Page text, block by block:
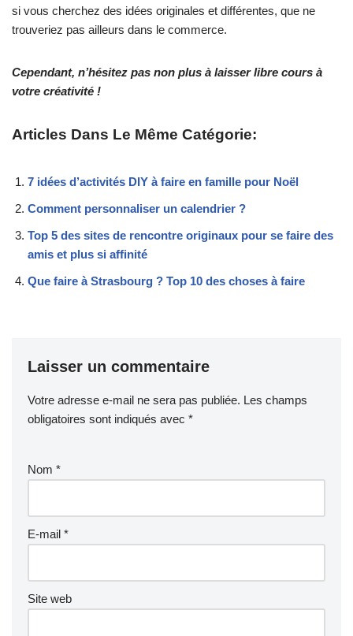
si vous cherchez des idées originales et différentes, que ne
trouveriez pas ailleurs dans le commerce.
Cependant, n’hésitez pas non plus à laisser libre cours à
votre créativité !
Articles Dans Le Même Catégorie:
7 idées d’activités DIY à faire en famille pour Noël
Comment personnaliser un calendrier ?
Top 5 des sites de rencontre originaux pour se faire des
amis et plus si affinité
Que faire à Strasbourg ? Top 10 des choses à faire
Laisser un commentaire
Votre adresse e-mail ne sera pas publiée. Les champs
obligatoires sont indiqués avec *
Nom *
E-mail *
Site web